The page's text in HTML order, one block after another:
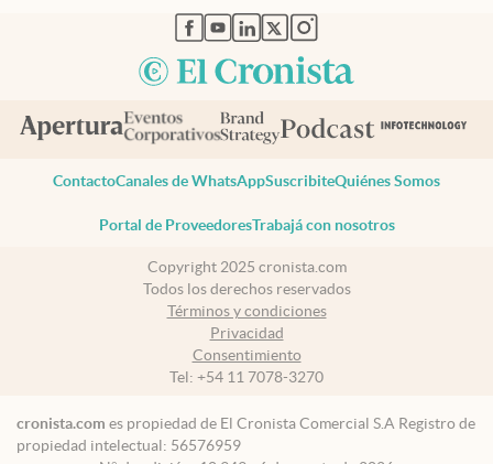
abre en nueva pestaña
abre en nueva pestaña
abre en nueva pestaña
abre en nueva pestaña
abre en nueva pestaña
ContactoCanales de WhatsAppSuscribiteQuiénes Somos
Portal de ProveedoresTrabajá con nosotros
Copyright 2025 cronista.com
Todos los derechos reservados
Términos y condiciones
Privacidad
Consentimiento
Tel: +54 11 7078-3270
cronista.com es propiedad de El Cronista Comercial S.A Registro de
propiedad intelectual: 56576959